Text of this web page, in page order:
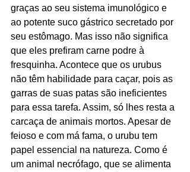
graças ao seu sistema imunológico e
ao potente suco gástrico secretado por
seu estômago. Mas isso não significa
que eles prefiram carne podre à
fresquinha. Acontece que os urubus
não têm habilidade para caçar, pois as
garras de suas patas são ineficientes
para essa tarefa. Assim, só lhes resta a
carcaça de animais mortos. Apesar de
feioso e com má fama, o urubu tem
papel essencial na natureza. Como é
um animal necrófago, que se alimenta